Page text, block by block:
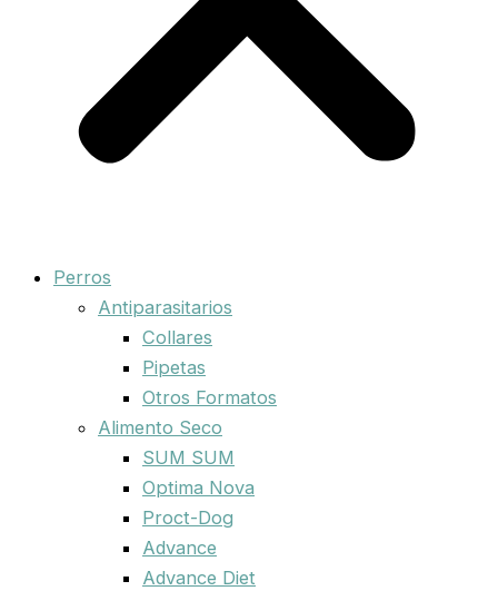
Perros
Antiparasitarios
Collares
Pipetas
Otros Formatos
Alimento Seco
SUM SUM
Optima Nova
Proct-Dog
Advance
Advance Diet